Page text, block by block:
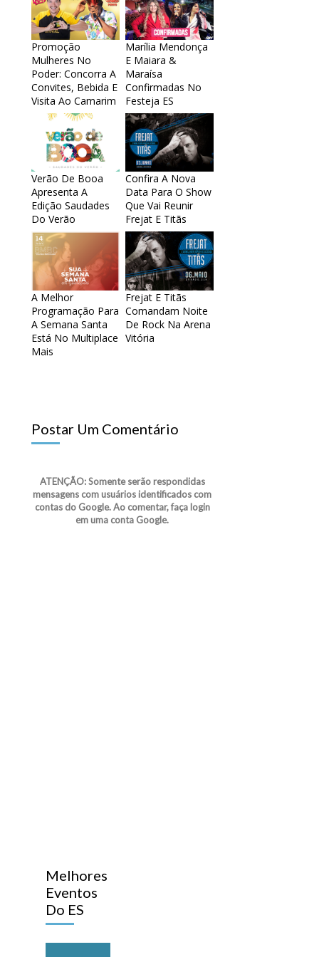
Promoção
Mulheres No
Poder: Concorra A
Convites, Bebida E
Visita Ao Camarim
Marília Mendonça
E Maiara &
Maraísa
Confirmadas No
Festeja ES
Verão De Booa
Apresenta A
Edição Saudades
Do Verão
Confira A Nova
Data Para O Show
Que Vai Reunir
Frejat E Titãs
A Melhor
Programação Para
A Semana Santa
Está No Multiplace
Mais
Frejat E Titãs
Comandam Noite
De Rock Na Arena
Vitória
Postar Um Comentário
ATENÇÃO: Somente serão respondidas
mensagens com usuários identificados com
contas do Google. Ao comentar, faça login
em uma conta Google.
Melhores
Eventos
Do ES